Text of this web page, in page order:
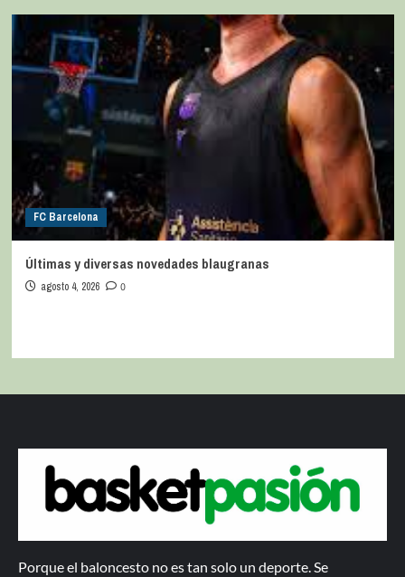
FC Barcelona
Últimas y diversas novedades blaugranas
agosto 4, 2026 0
Porque el baloncesto no es tan solo un deporte. Se